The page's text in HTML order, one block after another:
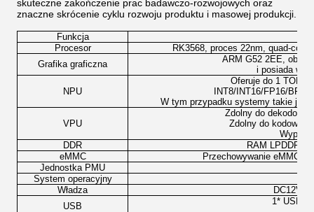
skuteczne zakończenie prac badawczo-rozwojowych oraz
znaczne skrócenie cyklu rozwoju produktu i masowej produkcji.
Funkcja
Procesor
RK3568, proces 22nm, quad-
Grafika graficzna
ARM G52 2EE,
i posiada
NPU
Oferuje do 1 TOPS
INT8/INT16/FP16/
W tym przypadku systemy takie jak
VPU
Zdolny do
Zdolny do
DDR
RAM LPDDR4,
eMMC
Przechowywanie eMMC
Jednostka PMU
System operacyjny
Władza
DC12V -
USB
1* USB